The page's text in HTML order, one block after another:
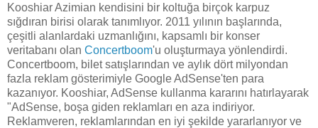
Kooshiar Azimian kendisini bir koltuğa birçok karpuz
sığdıran birisi olarak tanımlıyor. 2011 yılının başlarında,
çeşitli alanlardaki uzmanlığını, kapsamlı bir konser
veritabanı olan Concertboom'u oluşturmaya yönlendirdi.
Concertboom, bilet satışlarından ve aylık dört milyondan
fazla reklam gösterimiyle Google AdSense'ten para
kazanıyor. Kooshiar, AdSense kullanma kararını hatırlayarak
"AdSense, boşa giden reklamları en aza indiriyor.
Reklamveren, reklamlarından en iyi şekilde yararlanıyor ve